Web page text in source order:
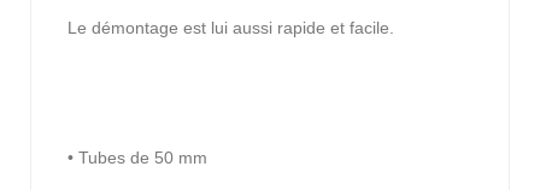
Le démontage est lui aussi rapide et facile.
• Tubes de 50 mm